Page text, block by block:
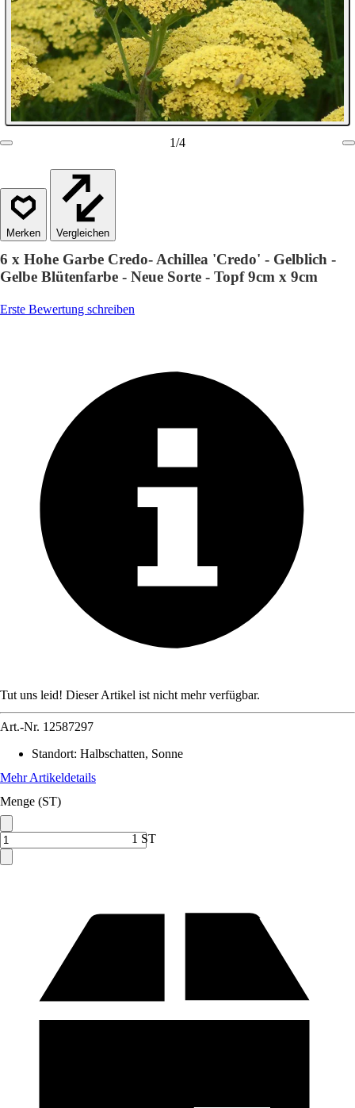
1/4
Vergleichen
6 x Hohe Garbe Credo- Achillea 'Credo' - Gelblich -
Gelbe Blütenfarbe - Neue Sorte - Topf 9cm x 9cm
Erste Bewertung schreiben
Tut uns leid! Dieser Artikel ist nicht mehr verfügbar.
Art.-Nr. 12587297
Standort: Halbschatten, Sonne
Mehr Artikeldetails
Menge (ST)
1 ST